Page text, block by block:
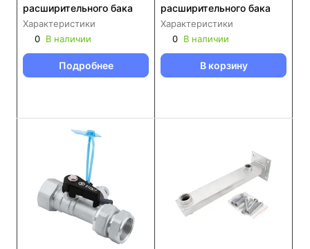
расширительного бака
Характеристики
0 В наличии
Подробнее
расширительного бака
Характеристики
0 В наличии
В корзину